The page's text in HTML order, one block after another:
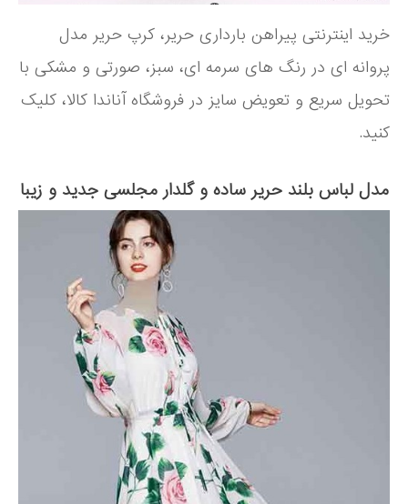
خرید اینترنتی پیراهن بارداری حریر، کرپ حریر مدل
پروانه ای در رنگ های سرمه ای، سبز، صورتی و مشکی با
تحویل سریع و تعویض سایز در فروشگاه آناندا کالا، کلیک
کنید.
مدل لباس بلند حریر ساده و گلدار مجلسی جدید و زیبا